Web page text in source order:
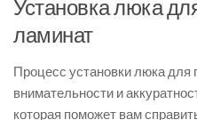
Установка люка
ламинат
Процесс установки люка для
внимательности и
которая поможет вам